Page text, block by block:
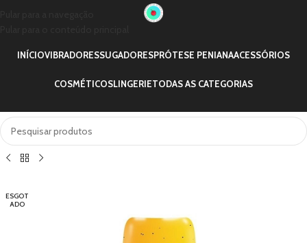
INÍCIOVIBRADORESSUGADORESPRÓTESE PENIANAACESSÓRIOS
COSMÉTICOSLINGERIETODAS AS CATEGORIAS
ESGOT
ADO